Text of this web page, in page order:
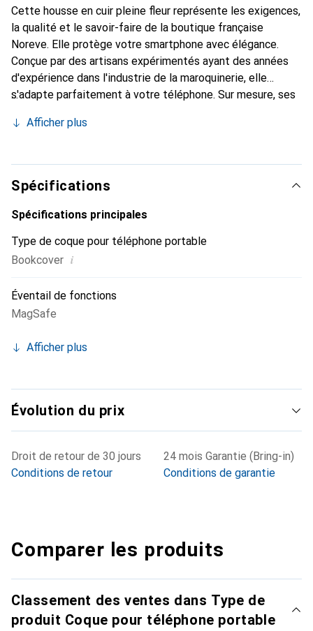
Cette housse en cuir pleine fleur représente les exigences,
la qualité et le savoir-faire de la boutique française
Noreve. Elle protège votre smartphone avec élégance.
Conçue par des artisans expérimentés ayant des années
d'expérience dans l'industrie de la maroquinerie, elle
s'adapte parfaitement à votre téléphone. Sur mesure, ses
Elle devient l'accessoire chic et indispensable pour votre
produits de haute qualité, la marque Noreve est un choix
fiable pour une clientèle exigeante.
Afficher plus
Spécifications
Spécifications principales
Type de coque pour téléphone portable
Bookcover i
Éventail de fonctions
MagSafe
Afficher plus
Évolution du prix
Droit de retour de 30 jours
Conditions de retour
24 mois Garantie (Bring-in)
Conditions de garantie
Comparer les produits
Classement des ventes dans Type de
produit Coque pour téléphone portable